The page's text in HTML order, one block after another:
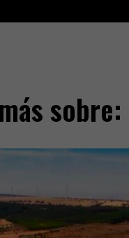
sobre: